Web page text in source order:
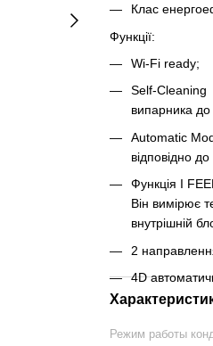
Клас
Функції:
Wi-Fi ready;
Self-Сleaning
випарника
Automatic
відповідно
Функція I
Він вимірює
внутрішній
2
4D
Режим работы